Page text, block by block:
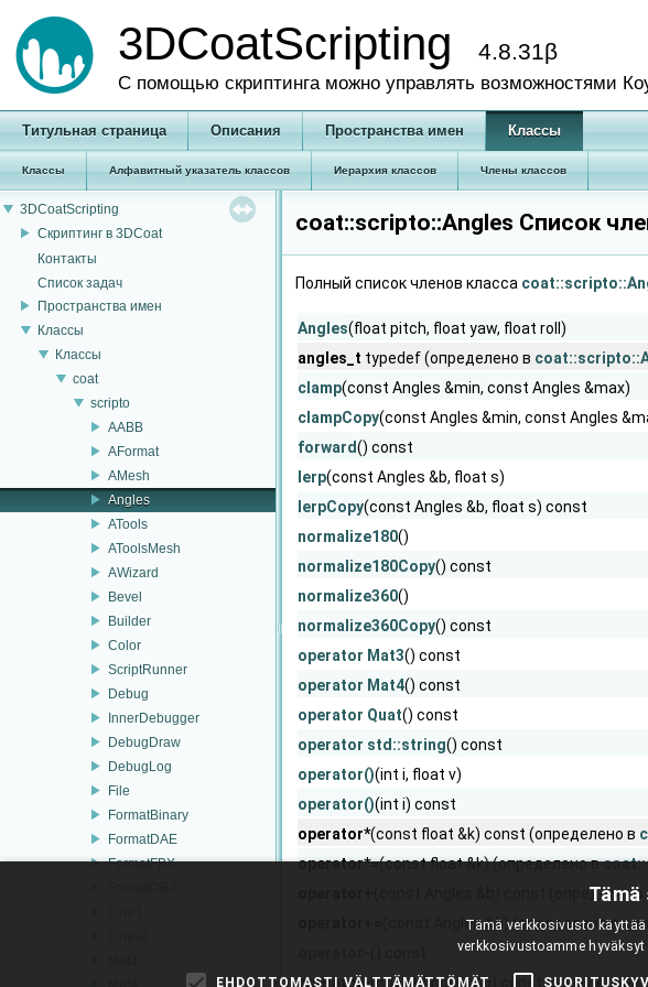
3DCoatScripting 4.8.31β
С помощью скриптинга можно управлять возможностями
Титульная страница Описания Пространства имен Классы
Классы Алфавитный указатель классов Иерархия классов Члены классов
3DCoatScripting
Скриптинг в 3DCoat
Контакты
Список задач
Пространства имен
Классы
Классы
coat
scripto
AABB
AFormat
AMesh
Angles
ATools
AToolsMesh
AWizard
Bevel
Builder
Color
ScriptRunner
Debug
InnerDebugger
DebugDraw
DebugLog
File
FormatBinary
FormatDAE
FormatFBX
coat::scripto::Angles Cписок
Полный список членов класса
Angles(float pitch, float yaw, float roll)
angles_t typedef (определено в
clamp(const Angles &min, const Angles &max)
clampCopy(const Angles &min, const Angles
forward() const
lerp(const Angles &b, float s)
lerpCopy(const Angles &b, float s) const
normalize180()
normalize180Copy() const
normalize360()
normalize360Copy() const
operator Mat3() const
operator Mat4() const
operator Quat() const
operator std::string() const
operator()(int i, float v)
operator()(int i) const
operator*(const float &k) const (определено в
operator*=(const float &k) (определено в
(const Angles &b) const
(const Angles &b) (определено в
operator-(const Angles &b) const (определено
Tämä verkkosivusto
verkkosivustoamme
EHDOTTOMASTI VÄLTTÄMÄTTÖMÄT